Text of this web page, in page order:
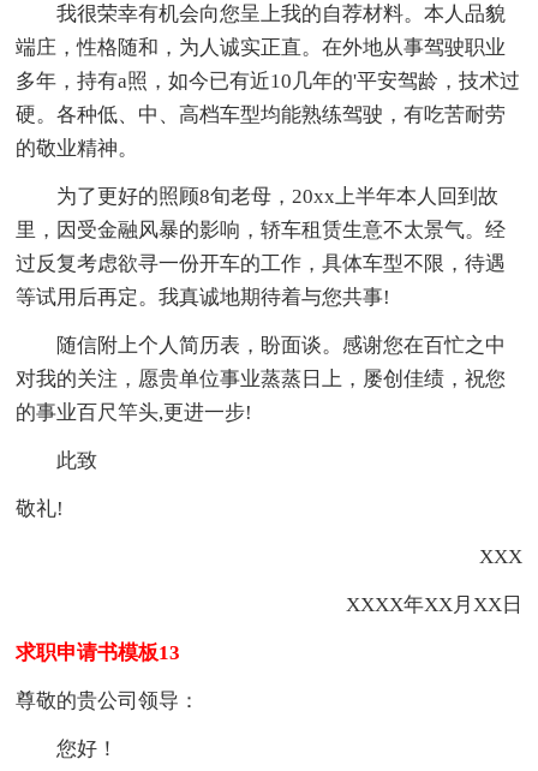
我很荣幸有机会向您呈上我的自荐材料。本人品貌
端庄，性格随和，为人诚实正直。在外地从事驾驶职业
多年，持有a照，如今已有近10几年的'平安驾龄，技术过
硬。各种低、中、高档车型均能熟练驾驶，有吃苦耐劳
的敬业精神。
为了更好的照顾8旬老母，20xx上半年本人回到故
里，因受金融风暴的影响，轿车租赁生意不太景气。经
过反复考虑欲寻一份开车的工作，具体车型不限，待遇
等试用后再定。我真诚地期待着与您共事!
随信附上个人简历表，盼面谈。感谢您在百忙之中
对我的关注，愿贵单位事业蒸蒸日上，屡创佳绩，祝您
的事业百尺竿头,更进一步!
此致
敬礼!
XXX
XXXX年XX月XX日
求职申请书模板13
尊敬的贵公司领导：
您好！